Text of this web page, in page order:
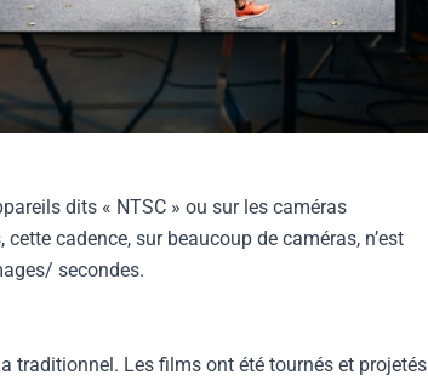
dits « NTSC » ou sur les caméras
cette cadence, sur beaucoup de caméras, n’est
secondes.
traditionnel. Les films ont été tournés et projetés